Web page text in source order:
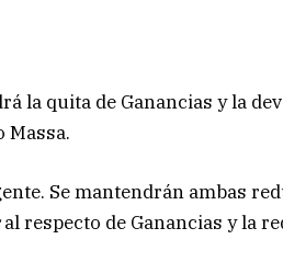
la quita de Ganancias y la
Massa.
Se mantendrán ambas
al respecto de Ganancias y la